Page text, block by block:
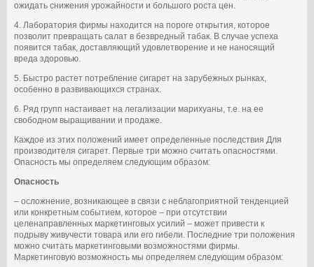
ожидать снижения урожайности и большого роста цен.
4. Лаборатория фирмы находится на пороге открытия, которое
позволит превращать салат в безвредный табак. В случае успеха
появится табак, доставляющий удовлетворение и не наносящий
вреда здоровью.
5. Быстро растет потребление сигарет на зарубежных рынках,
особенно в развивающихся странах.
6. Ряд групп настаивает на легализации марихуаны, т.е. на ее
свободном выращивании и продаже.
Каждое из этих положений имеет определенные последствия Для
производителя сигарет. Первые три можно считать опасностями.
Опасность мы определяем следующим образом:
Опасность
– осложнение, возникающее в связи с неблагоприятной тенденцией
или конкретным событием, которое – при отсутствии
целенаправленных маркетинговых усилий – может привести к
подрыву живучести товара или его гибели. Последние три положения
можно считать маркетинговыми возможностями фирмы.
Маркетинговую возможность мы определяем следующим образом: